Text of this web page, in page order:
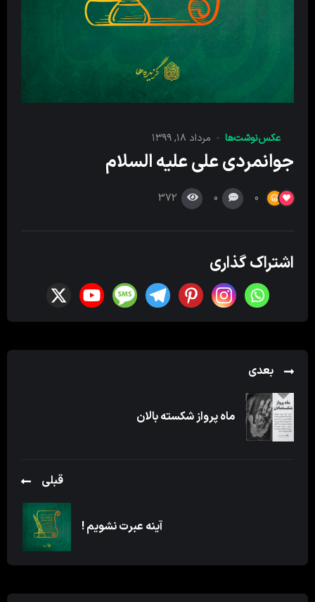
عکس‌نوشت‌ها مرداد ۱۸, ۱۳۹۹
جوانمردی علی علیه السلام
0
0
372
اشتراک گذاری
بعدی
ماه پرواز شکسته بالان
قبلی
آینه عبرت نشویم !